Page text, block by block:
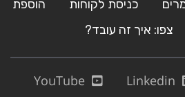
כניסת לקוחות
הוספת
צפו: איך זה עובד?